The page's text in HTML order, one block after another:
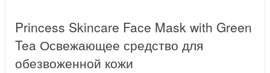
Princess Skincare Face Mask with Green
Tea Освежающее средство для
обезвоженной кожи